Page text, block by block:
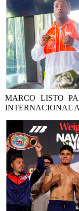
MARCO LISTO
INTERNACIONAL